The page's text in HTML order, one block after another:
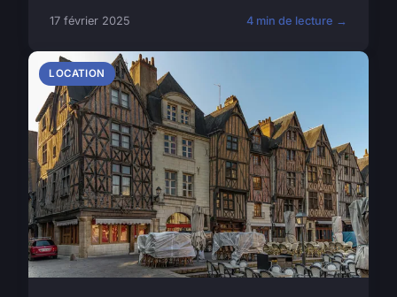
17 février 2025 4 min de lecture →
LOCATION